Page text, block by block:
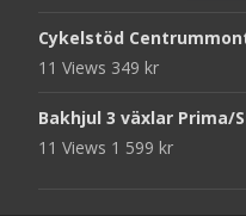
priset
Cykelstöd
11 Views 349 kr
Bakhjul 3 växlar Prima/
11 Views 1 599 kr